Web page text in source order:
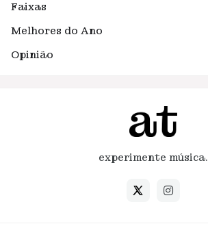
Faixas
Melhores do Ano
Opinião
experimente música.